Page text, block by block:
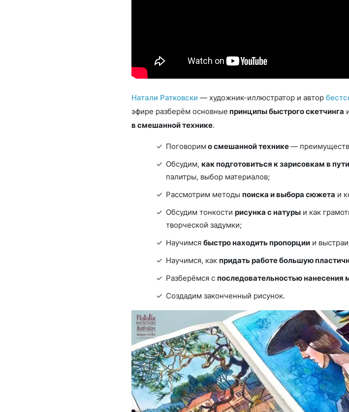
Натали Ратковски — художник-иллюстратор и автор
эфире разберём основные принципы быстрого скетчинга
в смешанной технике.
Поговорим о смешанной технике—
Обсудим, как подготовиться к зарисовкам в пути
палитры, выбор материалов;
Рассмотрим методы поиска и выбора сюжета и
Обсудим тонкости рисунка с натуры и как
творческой задумки;
Научимся быстро находить пропорции и
Научимся, как придать работе большую
Разберёмся с последовательностью нанесения
Создадим законченный рисунок.